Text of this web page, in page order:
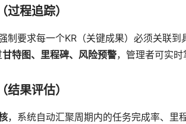
程追踪）
制要求每一个KR（关键成果）必须关联
甘特图、里程碑、风险预警，管理者可实时
果评估）
，系统自动汇聚周期内的任务完成率、里